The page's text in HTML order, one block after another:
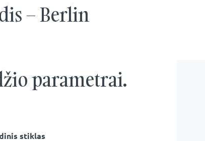
– Berlin
parametrai.
stiklas